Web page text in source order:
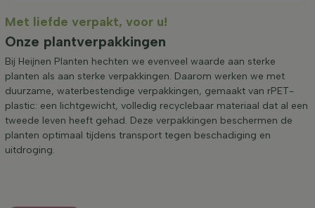
Met liefde verpakt, voor u!
Onze plantverpakkingen
Bij Heijnen Planten hechten we evenveel waarde aan sterke
planten als aan sterke verpakkingen. Daarom werken we met
duurzame, waterbestendige verpakkingen, gemaakt van rPET-
plastic: een lichtgewicht, volledig recyclebaar materiaal dat al een
tweede leven heeft gehad. Deze verpakkingen beschermen de
planten optimaal tijdens transport tegen beschadiging en
uitdroging.